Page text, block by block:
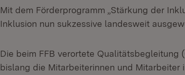
Mit dem Förderprogramm „Stärkung der
Inklusion nun sukzessive landesweit
Die beim FFB verortete
bislang die Mitarbeiterinnen und Mitarbeiter